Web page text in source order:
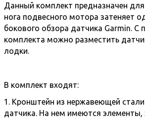
Данный комплект предназначен для
нога подвесного мотора затеняет
бокового обзора датчика Garmin.
комплекта можно разместить
лодки.
В комплект входят:
1. Кронштейн из нержавеющей
датчика. На нем имеются